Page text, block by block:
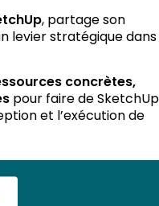
, partage son
levier stratégique dans
concrètes,
pour faire de SketchUp
et l’exécution de